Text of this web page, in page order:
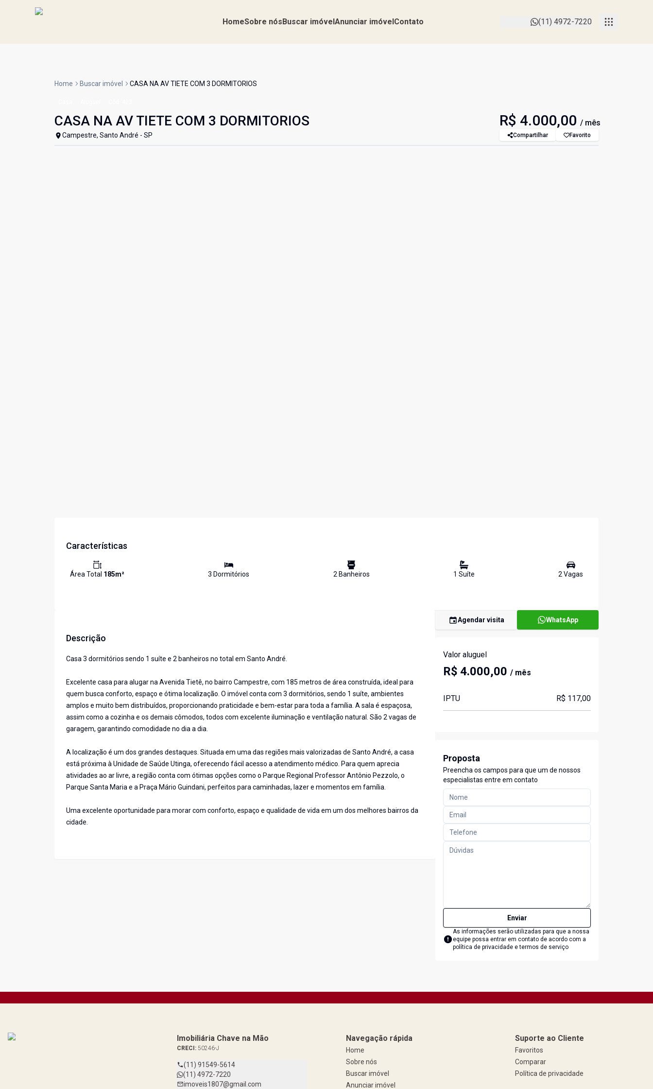
HomeSobre nósBuscar imóvelAnunciar imóvelContato (11) 4972-7220
Home Buscar imóvel CASA NA AV TIETE COM 3 DORMITORIOS
CASA NA AV TIETE COM 3 DORMITORIOS
Campestre, Santo André - SP
R$ 4.000,00 / mês
Compartilhar Favorito
Características
Área Total 185m² 3 Dormitórios 2Banheiros 1 Suíte 2Vagas
Descrição
Casa 3 dormitórios sendo 1 suíte e 2 banheiros no total em Santo André.
Excelente casa para alugar na Avenida Tietê, no bairro Campestre, com 185 metros de área construída, ideal para
quem busca conforto, espaço e ótima localização. O imóvel conta com 3 dormitórios, sendo 1 suíte, ambientes
amplos e muito bem distribuídos, proporcionando praticidade e bem-estar para toda a família. A sala é espaçosa,
assim como a cozinha e os demais cômodos, todos com excelente iluminação e ventilação natural. São 2 vagas de
garagem, garantindo comodidade no dia a dia.
A localização é um dos grandes destaques. Situada em uma das regiões mais valorizadas de Santo André, a casa
está próxima à Unidade de Saúde Utinga, oferecendo fácil acesso a atendimento médico. Para quem aprecia
atividades ao ar livre, a região conta com ótimas opções como o Parque Regional Professor Antônio Pezzolo, o
Parque Santa Maria e a Praça Mário Guindani, perfeitos para caminhadas, lazer e momentos em família.
Uma excelente oportunidade para morar com conforto, espaço e qualidade de vida em um dos melhores bairros da
cidade.
Agendar visita WhatsApp
Valor aluguel
R$ 4.000,00 / mês
IPTU R$ 117,00
Proposta
Preencha os campos para que um de nossos
especialistas entre em contato
Enviar
As informações serão utilizadas para que a nossa
equipe possa entrar em contato de acordo com a
política de privacidade e termos de serviço
Imobiliária Chave na Mão
CRECI: 50246-J
(11) 91549-5614
(11) 4972-7220
imoveis1807@gmail.com
Navegação rápida
Home
Sobre nós
Buscar imóvel
Anunciar imóvel
Suporte ao Cliente
Favoritos
Comparar
Política de privacidade